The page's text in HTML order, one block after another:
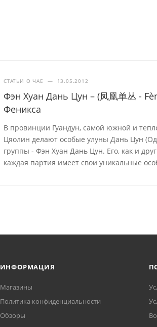
СТАТЬИ О ЧАЕ — 13.05.2012
Фэн Хуан Дань Цун – (凤凰单丛 -
Феникса
В провинции Гуандун, самой южной и
Цяолин делают особые улуны Дань Цун
группы - Фэн Хуан Дань Цун. Его, как и
каждая партия имеет свои уникальные
ИНФОРМАЦИЯ
Магазины
Политика конфиденциальности
Обзоры